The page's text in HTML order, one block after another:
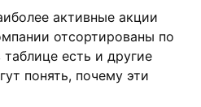
активные акции
отсортированы по
есть и другие
понять, почему эти